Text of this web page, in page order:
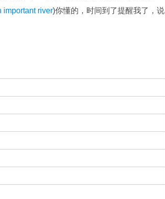
important river)你懂的，时间到了提醒我了，说